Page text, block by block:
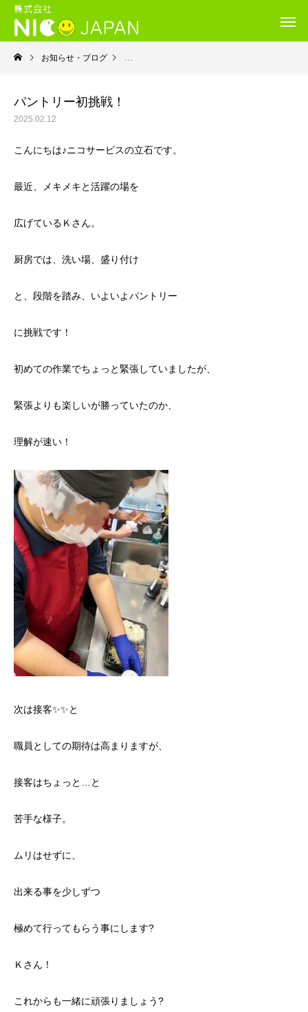
お知らせ・ブログ 就労継続支援B型・ニコサービス
パントリー初挑戦！
2025.02.12
こんにちは♪ニコサービスの立石です。
最近、メキメキと活躍の場を
広げているＫさん。
厨房では、洗い場、盛り付け
と、段階を踏み、いよいよパントリー
に挑戦です！
初めての作業でちょっと緊張していましたが、
緊張よりも楽しいが勝っていたのか、
理解が速い！
次は接客✨✨と
職員としての期待は高まりますが、
接客はちょっと…と
苦手な様子。
ムリはせずに、
出来る事を少しずつ
極めて行ってもらう事にします?
Ｋさん！
これからも一緒に頑張りましょう?